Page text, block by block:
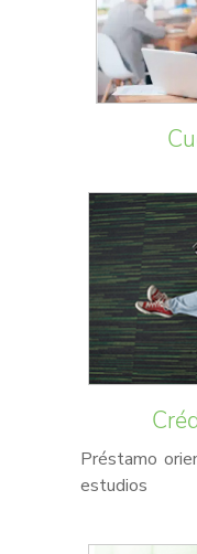
Préstamo
estudios